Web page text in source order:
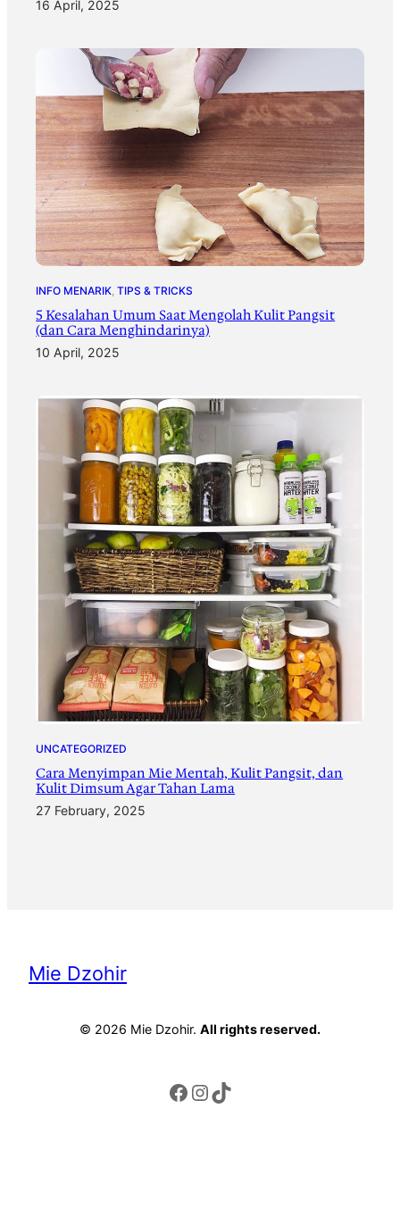
16 April, 2025
INFO MENARIK, TIPS & TRICKS
5 Kesalahan Umum Saat Mengolah Kulit Pangsit
(dan Cara Menghindarinya)
10 April, 2025
UNCATEGORIZED
Cara Menyimpan Mie Mentah, Kulit Pangsit, dan
Kulit Dimsum Agar Tahan Lama
27 February, 2025
Mie Dzohir
© 2026 Mie Dzohir. All rights reserved.
Facebook InstagramTikTok